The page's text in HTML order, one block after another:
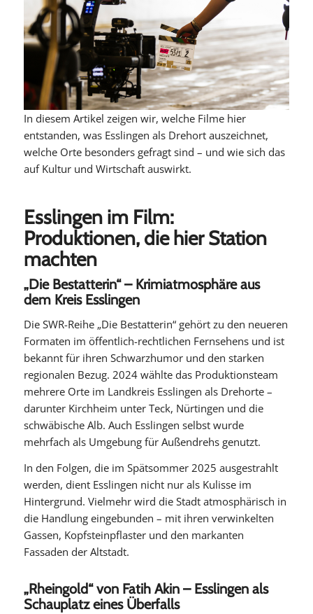
In diesem Artikel zeigen wir, welche Filme hier
entstanden, was Esslingen als Drehort auszeichnet,
welche Orte besonders gefragt sind – und wie sich das
auf Kultur und Wirtschaft auswirkt.
Esslingen im Film:
Produktionen, die hier Station
machten
„Die Bestatterin“ – Krimiatmosphäre aus
dem Kreis Esslingen
Die SWR-Reihe „Die Bestatterin“ gehört zu den neueren
Formaten im öffentlich-rechtlichen Fernsehens und ist
bekannt für ihren Schwarzhumor und den starken
regionalen Bezug. 2024 wählte das Produktionsteam
mehrere Orte im Landkreis Esslingen als Drehorte –
darunter Kirchheim unter Teck, Nürtingen und die
schwäbische Alb. Auch Esslingen selbst wurde
mehrfach als Umgebung für Außendrehs genutzt.
In den Folgen, die im Spätsommer 2025 ausgestrahlt
werden, dient Esslingen nicht nur als Kulisse im
Hintergrund. Vielmehr wird die Stadt atmosphärisch in
die Handlung eingebunden – mit ihren verwinkelten
Gassen, Kopfsteinpflaster und den markanten
Fassaden der Altstadt.
„Rheingold“ von Fatih Akin – Esslingen als
Schauplatz eines Überfalls